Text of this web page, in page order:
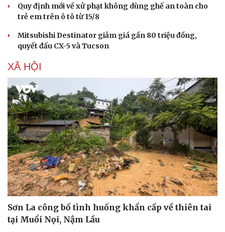
Quy định mới về xử phạt không dùng ghế an toàn cho
trẻ em trên ô tô từ 15/8
Mitsubishi Destinator giảm giá gần 80 triệu đồng,
quyết đấu CX-5 và Tucson
XÃ HỘI
Sơn La công bố tình huống khẩn cấp về thiên tai
tại Muổi Nọi, Nậm Lầu